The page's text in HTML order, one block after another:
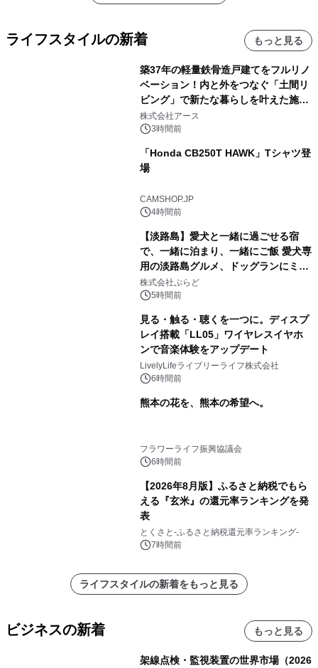
ライフスタイルの新着 もっと見る
築37年の軽量鉄骨造戸建てをフルリノ
ベーション！内と外をつなぐ「土間リ
ビング」で新たな暮らしを叶えた施工
事例を株式会社アースが公開
株式会社アース
3時間前
「Honda CB250T HAWK」Tシャツ登
場
CAMSHOP.JP
4時間前
【淡路島】愛犬と一緒に過ごせる宿
で、一緒に泊まり、一緒にご飯 愛犬専
用の淡路島グルメ、ドッグランにミニ
プール グランピングとトレーラーハウ
スの2施設で
株式会社ぷらど
5時間前
見る・触る・聴くを一つに。ディスプ
レイ搭載「LL05」ワイヤレスイヤホ
ンで音楽体験をアップデート
LivelyLifeライブリーライフ株式会社
6時間前
熊本の花を、熊本の希望へ。
フラワーライフ振興協議会
6時間前
【2026年8月版】ふるさと納税でもら
える『玄米』の還元率ランキングを発
表
とくさと-ふるさと納税還元率ランキング-
7時間前
ライフスタイルの新着をもっと見る
ビジネスの新着 もっと見る
架線点検・監視装置の世界市場（2026